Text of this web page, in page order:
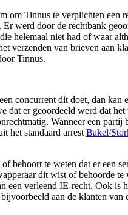
om Tinnus te verplichten een
werd door de rechtbank
helemaal niet had of waar
verzenden van brieven aan
Tinnus.
concurrent dit doet, dan kan
dat er geoordeeld werd dat
Wanneer een
het standaard arrest Bakel/
behoort te weten dat er een
dit wist of behoorde
verleend IE-recht. Ook is
aan de klanten van